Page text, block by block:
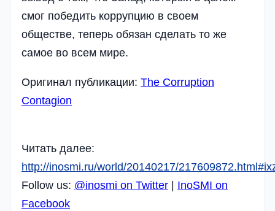
смог победить коррупцию в своем
обществе, теперь обязан сделать то же
самое во всем мире.
Оригинал публикации: The Corruption
Contagion
Читать далее:
http://inosmi.ru/world/20140217/
Follow us: @inosmi on Twitter
InoSMI on
Facebook